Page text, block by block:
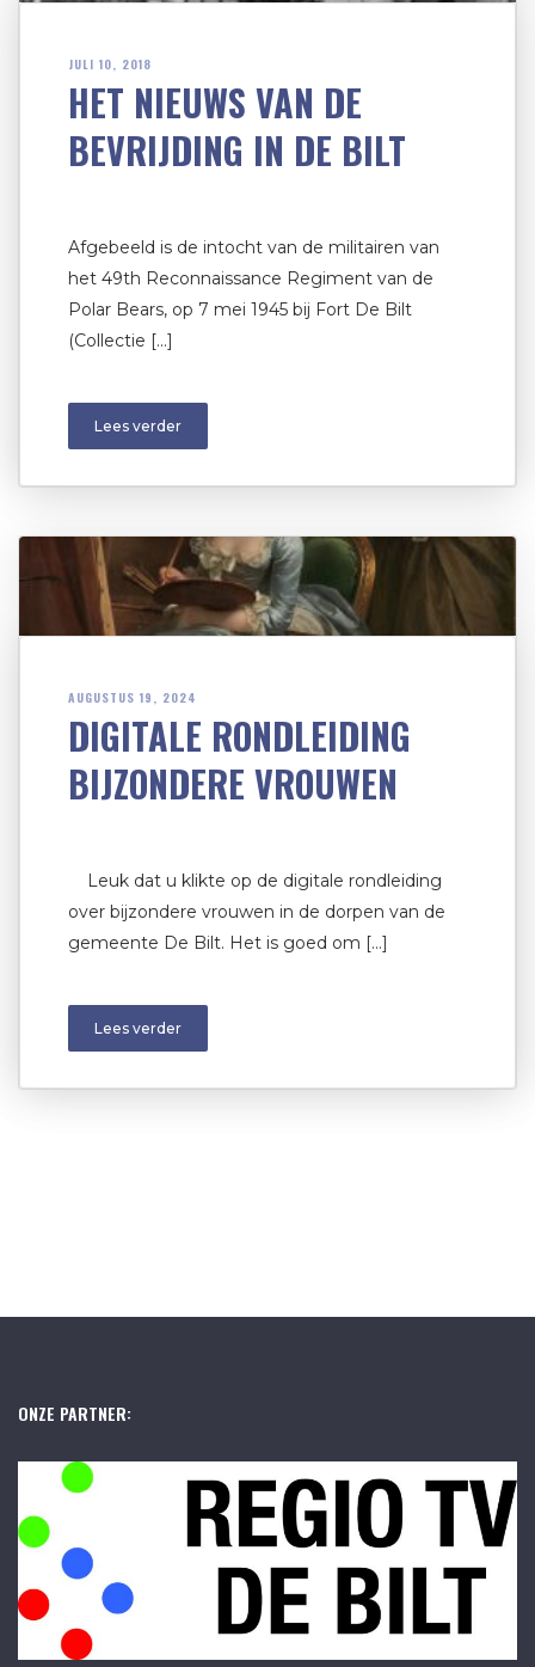
JULI 10, 2018
HET NIEUWS VAN DE
BEVRIJDING IN DE BILT
Afgebeeld is de intocht van de militairen van
het 49th Reconnaissance Regiment van de
Polar Bears, op 7 mei 1945 bij Fort De Bilt
(Collectie […]
Lees verder
AUGUSTUS 19, 2024
DIGITALE RONDLEIDING
BIJZONDERE VROUWEN
Leuk dat u klikte op de digitale rondleiding
over bijzondere vrouwen in de dorpen van de
gemeente De Bilt. Het is goed om […]
Lees verder
ONZE PARTNER: